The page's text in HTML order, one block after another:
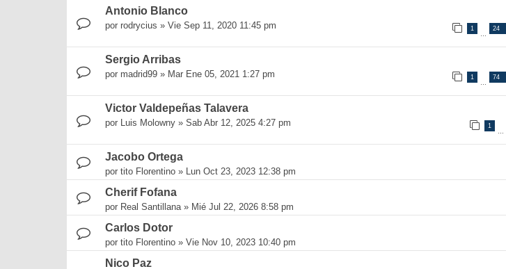
Antonio Blanco
por rodrycius » Vie Sep 11, 2020 11:45 pm 1
…
24
Sergio Arribas
por madrid99 » Mar Ene 05, 2021 1:27 pm 1
…
74
Victor Valdepeñas Talavera
por Luis Molowny » Sab Abr 12, 2025 4:27 pm 1
…
Jacobo Ortega
por tito Florentino » Lun Oct 23, 2023 12:38 pm
Cherif Fofana
por Real Santillana» Mié Jul 22, 2026 8:58 pm
Carlos Dotor
por tito Florentino » Vie Nov 10, 2023 10:40 pm
Nico Paz